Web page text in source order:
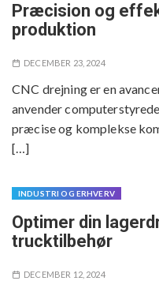
Præcision og
produktion
DECEMBER 23, 2024
CNC drejning er en
anvender
præcise og komplekse
[…]
INDUSTRI OG ERHVERV
Optimer din
trucktilbehør
DECEMBER 12, 2024